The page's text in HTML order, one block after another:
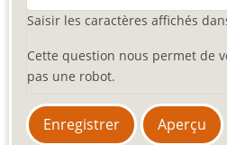
Saisir les caractères affichés
Cette question nous permet de
pas une robot.